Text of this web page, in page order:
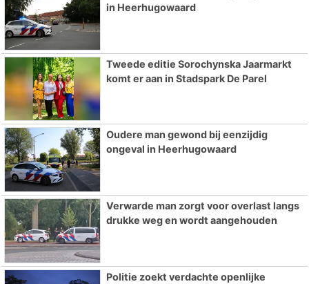
in Heerhugowaard
Tweede editie Sorochynska Jaarmarkt
komt er aan in Stadspark De Parel
Oudere man gewond bij eenzijdig
ongeval in Heerhugowaard
Verwarde man zorgt voor overlast langs
drukke weg en wordt aangehouden
Politie zoekt verdachte openlijke